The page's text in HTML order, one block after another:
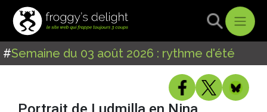
#Semaine du 03 août 2026 : rythme d'été